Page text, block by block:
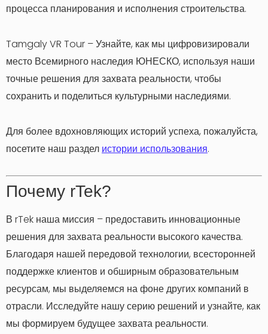
процесса планирования и исполнения строительства.
Tamgaly VR Tour – Узнайте, как мы цифровизировали
место Всемирного наследия ЮНЕСКО, используя наши
точные решения для захвата реальности, чтобы
сохранить и поделиться культурными наследиями.
Для более вдохновляющих историй успеха, пожалуйста,
посетите наш раздел истории использования.
Почему rTek?
В rTek наша миссия – предоставить инновационные
решения для захвата реальности высокого качества.
Благодаря нашей передовой технологии, всесторонней
поддержке клиентов и обширным образовательным
ресурсам, мы выделяемся на фоне других компаний в
отрасли. Исследуйте нашу серию решений и узнайте, как
мы формируем будущее захвата реальности.